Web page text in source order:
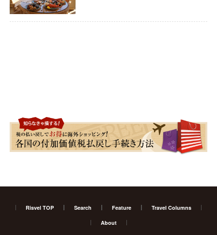
Risvel TOP Search Feature Travel Columns
About